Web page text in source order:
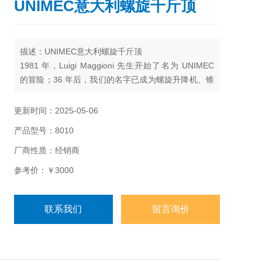
UNIMEC意大利螺旋千斤顶
描述：UNIMEC意大利螺旋千斤顶
1981 年，Luigi Maggioni 先生开始了名为 UNIMEC
的冒险；36 年后，我们的名字已成为螺旋升降机、锥
更新时间：2025-05-06
产品型号：8010
厂商性质：经销商
参考价：￥3000
联系我们 留言询价